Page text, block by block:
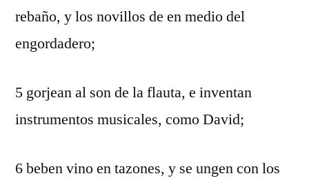
rebaño, y los novillos de en medio del
engordadero;
5 gorjean al son de la flauta, e inventan
instrumentos musicales, como David;
6 beben vino en tazones, y se ungen con los